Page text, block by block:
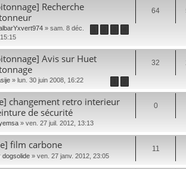
Recherche
» sam. 8 déc.
64
Avis sur Huet
» lun. 30 juin 2008, 16:22
32
changement retro interieur
de sécurité
» ven. 27 juil. 2012, 13:13
0
film carbone
dogsolide » ven. 27 janv. 2012, 23:05
11